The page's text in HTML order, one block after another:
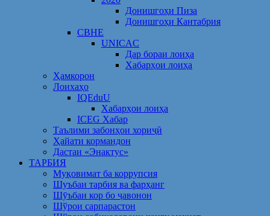
Донишгоҳи Пиза
Донишгоҳи Кантабрия
CBHE
UNICAC
Дар бораи лоиҳа
Хабарҳои лоиҳа
Ҳамкорон
Лоихаҳо
IQEduU
Хабарҳои лоиҳа
ICEG Хабар
Таълими забонҳои хориҷӣ
Ҳайати кормандон
Дастаи «Энактус»
ТАРБИЯ
Муқовимат ба коррупсия
Шуъбаи тарбия ва фарҳанг
Шӯъбаи кор бо ҷавонон
Шўрои сарпарастон